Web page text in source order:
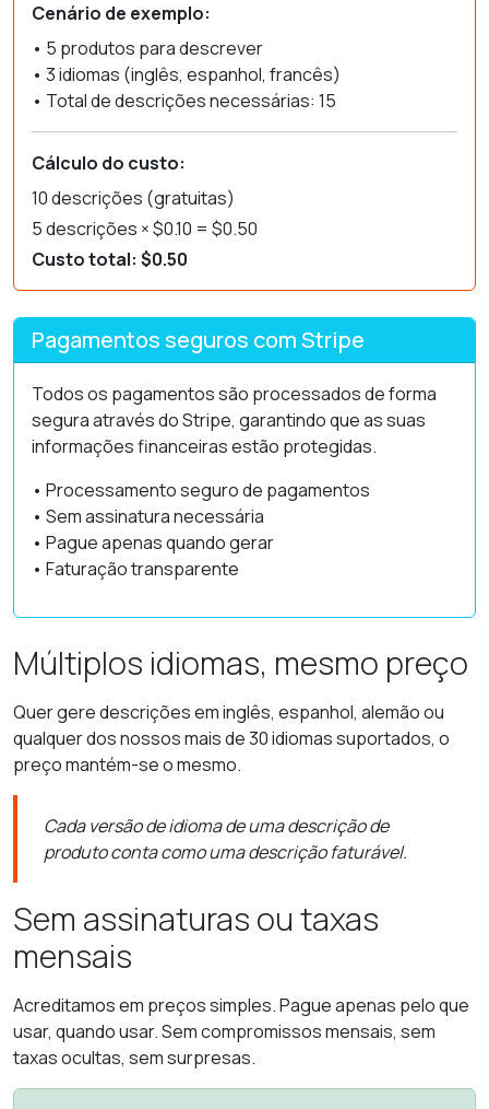
Cenário de exemplo:
• 5 produtos para descrever
• 3 idiomas (inglês, espanhol, francês)
• Total de descrições necessárias: 15
Cálculo do custo:
10 descrições (gratuitas)
5 descrições × $0.10 = $0.50
Custo total: $0.50
Pagamentos seguros com Stripe
Todos os pagamentos são processados de forma
segura através do Stripe, garantindo que as suas
informações financeiras estão protegidas.
• Processamento seguro de pagamentos
• Sem assinatura necessária
• Pague apenas quando gerar
• Faturação transparente
Múltiplos idiomas, mesmo preço
Quer gere descrições em inglês, espanhol, alemão ou
qualquer dos nossos mais de 30 idiomas suportados, o
preço mantém-se o mesmo.
Cada versão de idioma de uma descrição de
produto conta como uma descrição faturável.
Sem assinaturas ou taxas
mensais
Acreditamos em preços simples. Pague apenas pelo que
usar, quando usar. Sem compromissos mensais, sem
taxas ocultas, sem surpresas.